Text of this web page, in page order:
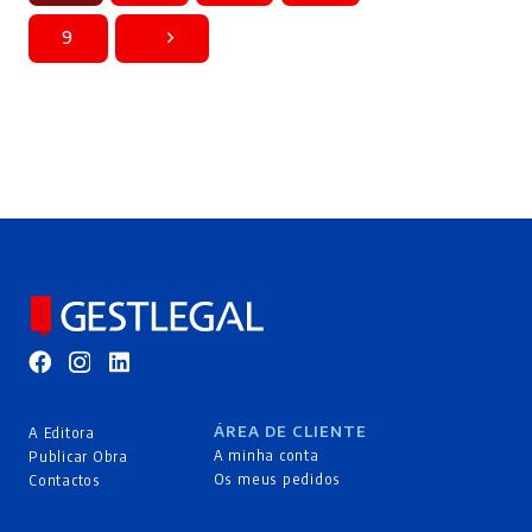
9
A Editora
Publicar Obra
Contactos
ÁREA DE CLIENTE
A minha conta
Os meus pedidos